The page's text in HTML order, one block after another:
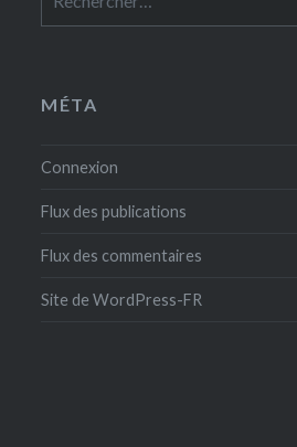
MÉTA
Connexion
Flux des publications
Flux des commentaires
Site de WordPress-FR